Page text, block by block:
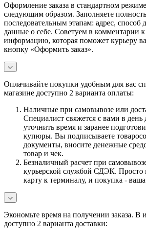
Оформление заказа в стандартном
следующим образом. Заполняете
последовательным этапам: адрес, способ
данные о себе. Советуем в комментарии к
информацию, которая поможет курьеру
кнопку «Оформить заказ».
Оплачивайте покупки удобным для вас
магазине доступно 2 варианта оплаты:
Наличные при самовывозе или
Специалист свяжется с вами в день
уточнить время и заранее
купюры. Вы подписываете
документы, вносите денежные
товар и чек.
Безналичный расчет при
курьерской службой СДЭК. Просто
карту к терминалу, и покупка -
Экономьте время на получении заказа. В
доступно 2 варианта доставки: